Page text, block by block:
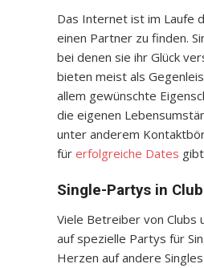
Das Internet ist im Laufe
einen Partner zu finden.
bei denen sie ihr Glück
bieten meist als
allem gewünschte
die eigenen
unter anderem
für erfolgreiche Dates
Single-Partys in
Viele Betreiber von Clubs
auf spezielle Partys für
Herzen auf andere